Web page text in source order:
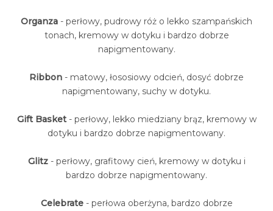
Organza - perłowy, pudrowy róż o lekko szampańskich
tonach, kremowy w dotyku i bardzo dobrze
napigmentowany.
Ribbon - matowy, łososiowy odcień, dosyć dobrze
napigmentowany, suchy w dotyku.
Gift Basket- perłowy, lekko miedziany brąz, kremowy w
dotyku i bardzo dobrze napigmentowany.
Glitz - perłowy, grafitowy cień, kremowy w dotyku i
bardzo dobrze napigmentowany.
Celebrate- perłowa oberżyna, bardzo dobrze